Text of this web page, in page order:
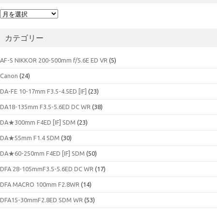
ア
イカテゴリー
AF-S NIKKOR 200-500mm f/5.6E ED VR (5)
Canon (24)
DA-FE 10-17mm F3.5-4.5ED [IF] (23)
DA18-135mm F3.5-5.6ED DC WR (38)
DA★300mm F4ED [IF] SDM (23)
DA★55mm F1.4 SDM (30)
DA★60-250mm F4ED [IF] SDM (50)
DFA 28-105mmF3.5-5.6ED DC WR (17)
DFA MACRO 100mm F2.8WR (14)
DFA15-30mmF2.8ED SDM WR (53)